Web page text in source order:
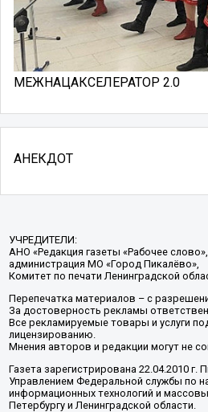
МЕЖНАЦАКСЕЛЕРАТОР 2.0
АНЕКДОТ
УЧРЕДИТЕЛИ:
АНО «Редакция газеты «Рабочее слово»,
администрация МО «Город Пикалёво»,
Комитет по печати Ленинградской
Перепечатка материалов – с
За достоверность рекламы
Все рекламируемые товары и услуги
лицензированию.
Мнения авторов и редакции могут не
Газета зарегистрирована 22.04.2010 г.
Управлением Федеральной службы по
информационных технологий и
Петербургу и Ленинградской области.